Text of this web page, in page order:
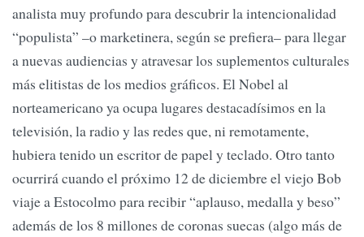
analista muy profundo para descubrir la intencionalidad
“populista” –o marketinera, según se prefiera– para llegar
a nuevas audiencias y atravesar los suplementos culturales
más elitistas de los medios gráficos. El Nobel al
norteamericano ya ocupa lugares destacadísimos en la
televisión, la radio y las redes que, ni remotamente,
hubiera tenido un escritor de papel y teclado. Otro tanto
ocurrirá cuando el próximo 12 de diciembre el viejo Bob
viaje a Estocolmo para recibir “aplauso, medalla y beso”
además de los 8 millones de coronas suecas (algo más de